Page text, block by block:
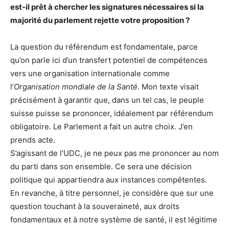
est-il prêt à chercher les signatures nécessaires si la
majorité du parlement rejette votre proposition ?
La question du référendum est fondamentale, parce
qu’on parle ici d’un transfert potentiel de compétences
vers une organisation internationale comme
l’Organisation mondiale de la Santé. Mon texte visait
précisément à garantir que, dans un tel cas, le peuple
suisse puisse se prononcer, idéalement par référendum
obligatoire. Le Parlement a fait un autre choix. J’en
prends acte.
S’agissant de l’UDC, je ne peux pas me prononcer au nom
du parti dans son ensemble. Ce sera une décision
politique qui appartiendra aux instances compétentes.
En revanche, à titre personnel, je considère que sur une
question touchant à la souveraineté, aux droits
fondamentaux et à notre système de santé, il est légitime